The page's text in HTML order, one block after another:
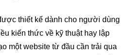
thiết kế dành cho người dùng
kiến thức về kỹ thuật hay lập
một website từ đầu cần trải qua